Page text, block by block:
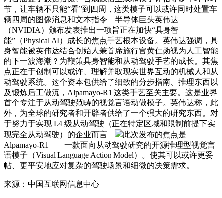
节，让车辆不只能“看”到四周，这类模子可以或许同时处置车
辆四周的图像消息和文本指令，半导体巨头英伟达
（NVIDIA）颁布发表推出一项旨正在加快“具身智
能”（Physical AI）成长的焦点手艺根本设备。英伟达强调，具
身智能被英伟达结合创始人兼首席施行官黄仁勋视为人工智能
的下一波海潮？为鞭策具身智能和从动驾驶手艺的成长。其焦
点正在于创制可以或许、理解并取现实世界互动的机械人和从
动驾驶系统。这个资本包供给了细致的分步指南、推理东西以
及锻炼后工做流，Alpamayo-R1 这类手艺至关主要。这是业界
首个专注于从动驾驶范畴的视觉言语动做模子。英伟达称，此
外，为全球的研究者和开辟者供给了一个强大的研究东西。对
于努力于实现 L4 级从动驾驶（正在特定区域和限制前提下实
现完全从动驾驶）的企业而言，
此次发布的焦点是
Alpamayo-R1——一款面向从动驾驶研究的开源推理型视觉言
语模子（Visual Language Action Model）。使其可以或许更妥
帖、更平安地应对复杂的驾驶场景和细微的决策需求。
来源：中国互联网信息中心